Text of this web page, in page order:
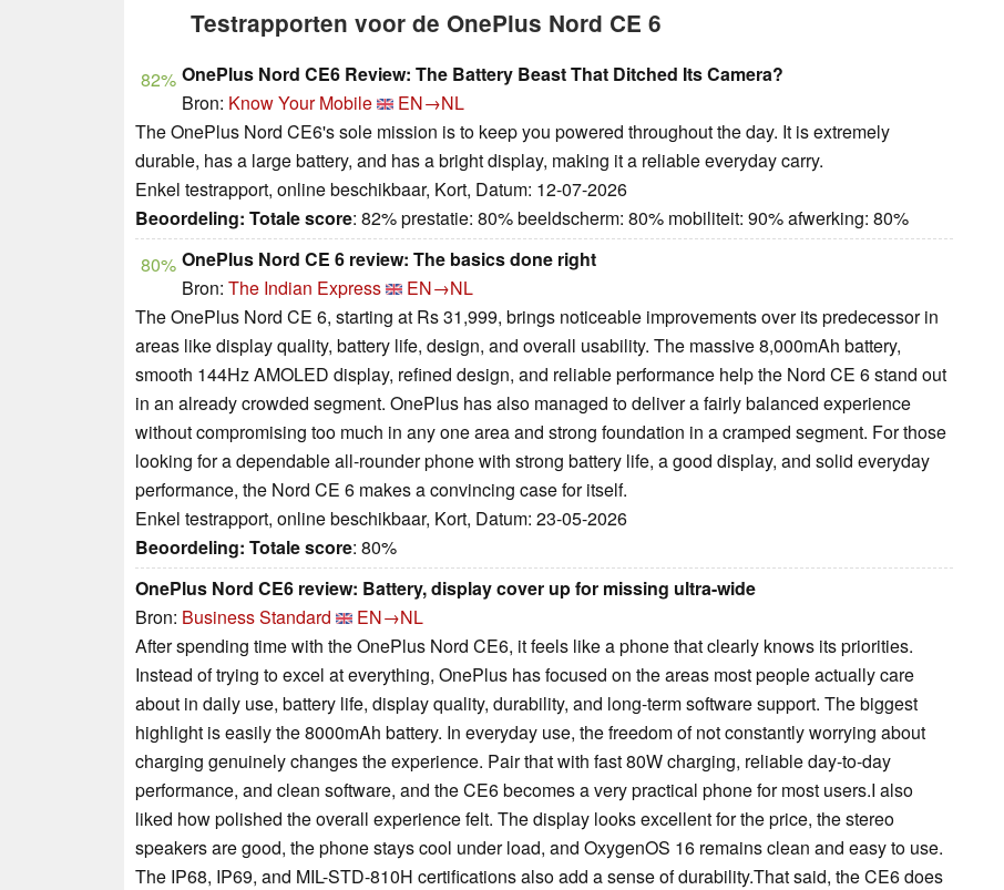
Testrapporten voor de OnePlus Nord CE 6
82% OnePlus Nord CE6 Review: The Battery Beast That Ditched Its Camera?
Bron: Know Your Mobile
EN→NL
The OnePlus Nord CE6's sole mission is to keep you powered throughout the day. It is extremely
durable, has a large battery, and has a bright display, making it a reliable everyday carry.
Enkel testrapport, online beschikbaar, Kort, Datum: 12-07-2026
Beoordeling: Totale score: 82% prestatie: 80% beeldscherm: 80% mobiliteit: 90% afwerking: 80%
80% OnePlus Nord CE 6 review: The basics done right
Bron: The Indian Express
EN→NL
The OnePlus Nord CE 6, starting at Rs 31,999, brings noticeable improvements over its predecessor in
areas like display quality, battery life, design, and overall usability. The massive 8,000mAh battery,
smooth 144Hz AMOLED display, refined design, and reliable performance help the Nord CE 6 stand out
in an already crowded segment. OnePlus has also managed to deliver a fairly balanced experience
without compromising too much in any one area and strong foundation in a cramped segment. For those
looking for a dependable all-rounder phone with strong battery life, a good display, and solid everyday
performance, the Nord CE 6 makes a convincing case for itself.
Enkel testrapport, online beschikbaar, Kort, Datum: 23-05-2026
Beoordeling: Totale score: 80%
OnePlus Nord CE6 review: Battery, display cover up for missing ultra-wide
Bron: Business Standard
EN→NL
After spending time with the OnePlus Nord CE6, it feels like a phone that clearly knows its priorities.
Instead of trying to excel at everything, OnePlus has focused on the areas most people actually care
about in daily use, battery life, display quality, durability, and long-term software support. The biggest
highlight is easily the 8000mAh battery. In everyday use, the freedom of not constantly worrying about
charging genuinely changes the experience. Pair that with fast 80W charging, reliable day-to-day
performance, and clean software, and the CE6 becomes a very practical phone for most users.I also
liked how polished the overall experience felt. The display looks excellent for the price, the stereo
speakers are good, the phone stays cool under load, and OxygenOS 16 remains clean and easy to use.
The IP68, IP69, and MIL-STD-810H certifications also add a sense of durability.That said, the CE6 does